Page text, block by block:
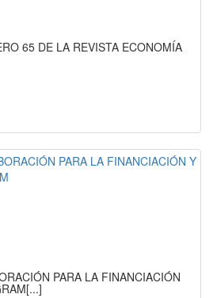
65 DE LA REVISTA ECONOMÍA
PARA LA FINANCIACIÓN
[...]